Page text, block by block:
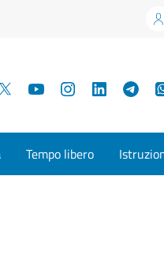
YouTubeInstagramLinkedIn
Tempo libero